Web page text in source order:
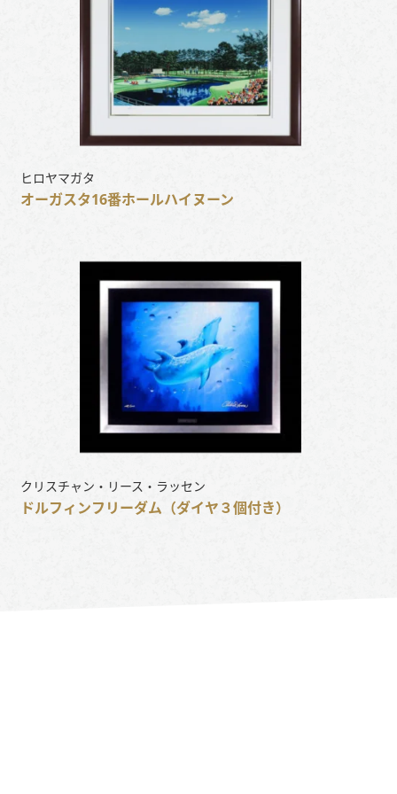
ヒロヤマガタ
オーガスタ16番ホールハイヌーン
クリスチャン・リース・ラッセン
ドルフィンフリーダム（ダイヤ３個付き）